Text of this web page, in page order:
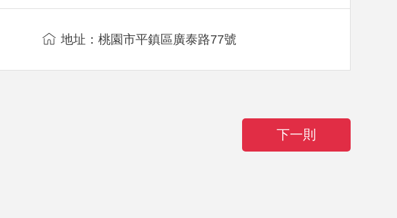
地址：桃園市平鎮區廣泰路77號
下一則